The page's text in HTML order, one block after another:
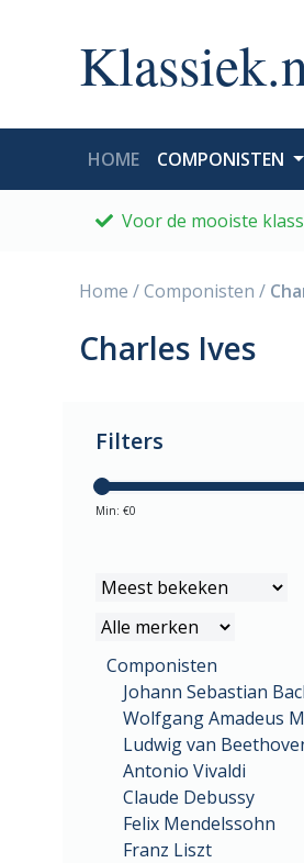
HOME(CURRENT)
COMPONISTEN
Voor de mooiste
Home /Componisten /
Charles Ives
Filters
Min: €0
Componisten
Johann Sebastian
Wolfgang Amadeus
Ludwig van
Antonio Vivaldi
Claude Debussy
Felix Mendelssohn
Franz Liszt